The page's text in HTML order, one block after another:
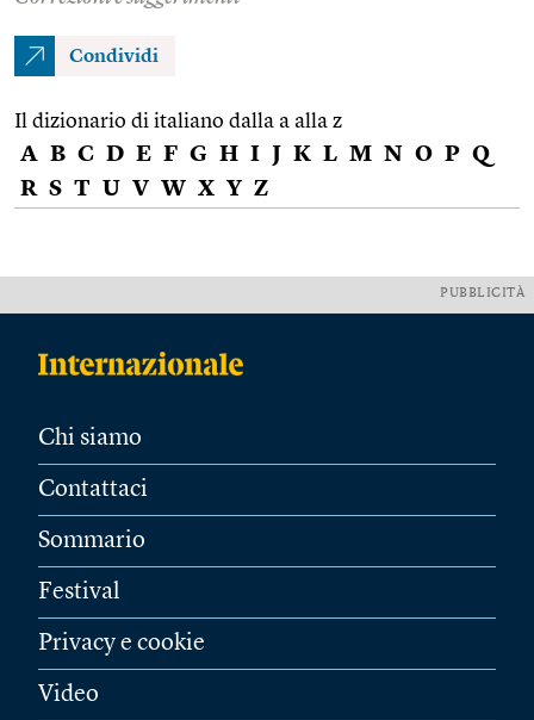
Condividi
Il dizionario di italiano dalla a alla z
A B C D E F G H I J K L M N O P Q
R S T U V W X Y Z
PUBBLICITÀ
Chi siamo
Contattaci
Sommario
Festival
Privacy e cookie
Video